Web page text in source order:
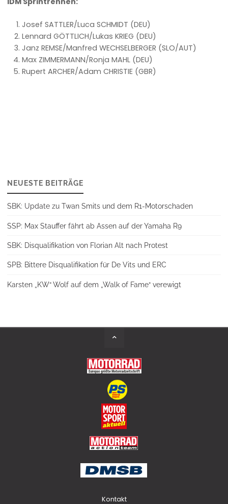
Josef SATTLER/Luca SCHMIDT (DEU)
Lennard GÖTTLICH/Lukas KRIEG (DEU)
Janz REMSE/Manfred WECHSELBERGER (SLO/AUT)
Max ZIMMERMANN/Ronja MAHL (DEU)
Rupert ARCHER/Adam CHRISTIE (GBR)
NEUESTE BEITRÄGE
SBK: Update zu Twan Smits und dem R1-Motorschaden
SSP: Max Stauffer fährt ab Assen auf der Yamaha R9
SBK: Disqualifikation von Florian Alt nach Protest
SPB: Bittere Disqualifikation für De Vits und ERC
Karsten „KW“ Wolf auf dem „Walk of Fame“ verewigt
Kontakt
Back